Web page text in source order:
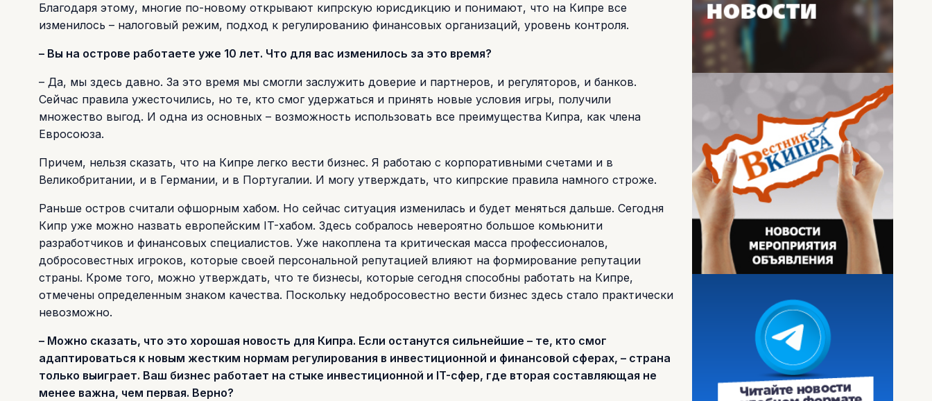
Благодаря этому, многие по-новому открывают кипрскую юрисдикцию и понимают, что на Кипре все
изменилось – налоговый режим, подход к регулированию финансовых организаций, уровень контроля.
– Вы на острове работаете уже 10 лет. Что для вас изменилось за это время?
– Да, мы здесь давно. За это время мы смогли заслужить доверие и партнеров, и регуляторов, и банков.
Сейчас правила ужесточились, но те, кто смог удержаться и принять новые условия игры, получили
множество выгод. И одна из основных – возможность использовать все преимущества Кипра, как члена
Евросоюза.
Причем, нельзя сказать, что на Кипре легко вести бизнес. Я работаю с корпоративными счетами и в
Великобритании, и в Германии, и в Португалии. И могу утверждать, что кипрские правила намного строже.
Раньше остров считали офшорным хабом. Но сейчас ситуация изменилась и будет меняться дальше. Сегодня
Кипр уже можно назвать европейским IT-хабом. Здесь собралось невероятно большое комьюнити
разработчиков и финансовых специалистов. Уже накоплена та критическая масса профессионалов,
добросовестных игроков, которые своей персональной репутацией влияют на формирование репутации
страны. Кроме того, можно утверждать, что те бизнесы, которые сегодня способны работать на Кипре,
отмечены определенным знаком качества. Поскольку недобросовестно вести бизнес здесь стало практически
невозможно.
– Можно сказать, что это хорошая новость для Кипра. Если останутся сильнейшие – те, кто смог
адаптироваться к новым жестким нормам регулирования в инвестиционной и финансовой сферах, – страна
только выиграет. Ваш бизнес работает на стыке инвестиционной и IT-сфер, где вторая составляющая не
менее важна, чем первая. Верно?